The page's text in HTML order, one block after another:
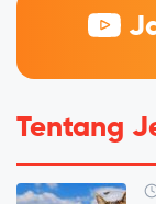
Tentang